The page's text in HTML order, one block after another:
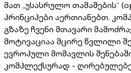
მათ „უსასრულო თამაშების“
პრინციპები აერთიანებთ.
გზაზე ჩვენი მთავარი
მოტივაციაა მცირე წვლილი
ევროპული მომავლის
კომპლექსურად -